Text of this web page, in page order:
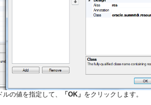
の値を指定して、 「OK」 をクリックします。